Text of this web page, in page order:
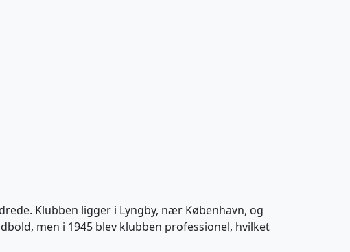
Klubben ligger i Lyngby, nær København, og
men i 1945 blev klubben professionel, hvilket